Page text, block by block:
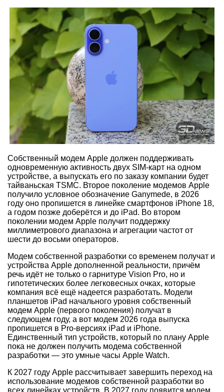
Собственный модем Apple должен поддерживать
одновременную активность двух SIM-карт на одном
устройстве, а выпускать его по заказу компании будет
тайваньская TSMC. Второе поколение модемов Apple
получило условное обозначение Ganymede, в 2026
году оно пропишется в линейке смартфонов iPhone 18,
а годом позже доберётся и до iPad. Во втором
поколении модем Apple получит поддержку
миллиметрового диапазона и агрегации частот от
шести до восьми операторов.
Модем собственной разработки со временем получат и
устройства Apple дополненной реальности, причём
речь идёт не только о гарнитуре Vision Pro, но и
гипотетических более легковесных очках, которые
компания всё ещё надеется разработать. Модели
планшетов iPad начального уровня собственный
модем Apple (первого поколения) получат в
следующем году, а вот модем 2026 года выпуска
пропишется в Pro-версиях iPad и iPhone.
Единственный тип устройств, который по плану Apple
пока не должен получить модема собственной
разработки — это умные часы Apple Watch.
К 2027 году Apple рассчитывает завершить переход на
использование модемов собственной разработки во